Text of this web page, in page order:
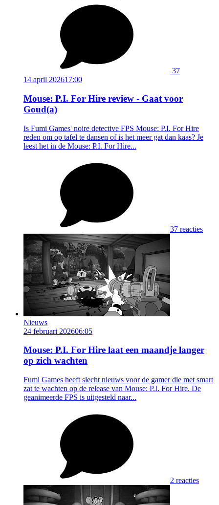
37
14 april 202617:00
Mouse: P.I. For Hire review - Gaat voor
Goud(a)
Is Fumi Games' noire detective FPS Mouse: P.I. For Hire
reden om op tafel te dansen of is het meer gat dan kaas? Je
leest het in de Mouse: P.I. For Hire...
37 reacties
Nieuws
24 februari 202606:05
Mouse: P.I. For Hire laat een maandje langer
op zich wachten
Fumi Games heeft slecht nieuws voor de gamer die met smart
zat te wachten op de release van Mouse: P.I. For Hire. De
geanimeerde FPS is uitgesteld naar...
2 reacties